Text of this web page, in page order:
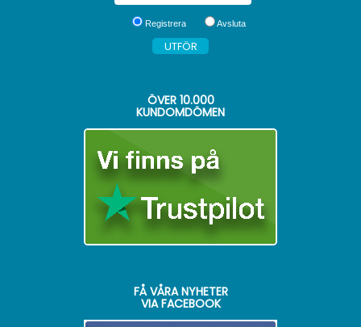
Registrera Avsluta
ÖVER 10.000
KUNDOMDÖMEN
FÅ VÅRA NYHETER
VIA FACEBOOK